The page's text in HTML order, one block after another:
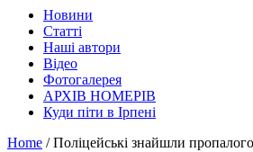
Новини
Статті
Наші автори
Відео
Фотогалерея
АРХІВ НОМЕРІВ
Куди піти в Ірпені
Home / Поліцейські знайшли пропалого